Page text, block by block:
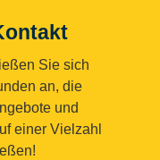
Sie sich
an, die
und
einer Vielzahl